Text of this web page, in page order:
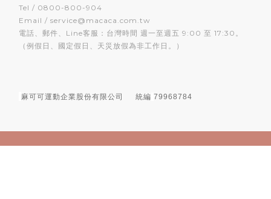
Tel / 0800-800-904
Email / service@macaca.com.tw
電話、郵件、Line客服：台灣時間 週一至週五 9:00 至 17:30。
（例假日、國定假日、天災放假為非工作日。）
麻可可運動企業股份有限公司 統編 79968784